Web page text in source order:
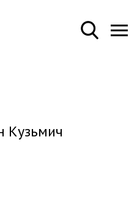
Кузьмич